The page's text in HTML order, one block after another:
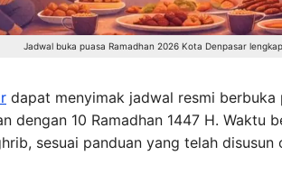
Jadwal buka puasa Ramadhan 2026 Kota Denpasar
dapat menyimak jadwal resmi berbuka
dengan 10 Ramadhan 1447 H. Waktu
sesuai panduan yang telah disusun